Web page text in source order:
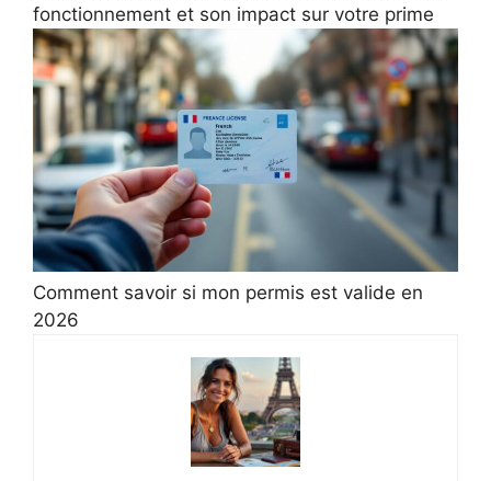
fonctionnement et son impact sur votre prime
Comment savoir si mon permis est valide en
2026